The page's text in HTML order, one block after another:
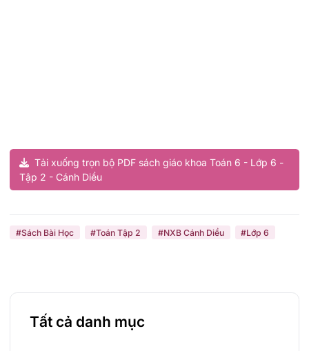
Tải xuống trọn bộ PDF sách giáo khoa Toán 6 - Lớp 6 -
Tập 2 - Cánh Diều
#Sách Bài Học #Toán Tập 2 #NXB Cánh Diều #Lớp 6
Tất cả danh mục